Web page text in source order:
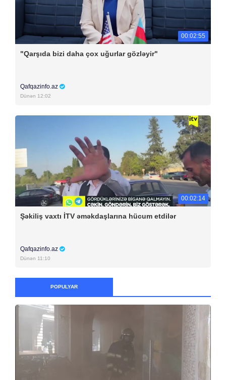
00:02:55
"Qarşıda bizi daha çox uğurlar gözləyir"
Qafqazinfo.az
Dünən 12:02
00:02:14
Şəkiliş vaxtı İTV əməkdaşlarına hücum etdilər
Qafqazinfo.az
Dünən 11:10
POPULYAR